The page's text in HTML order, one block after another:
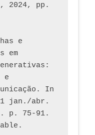
2024, pp.
e
em
e
In
jan./abr.
p. 75-91.